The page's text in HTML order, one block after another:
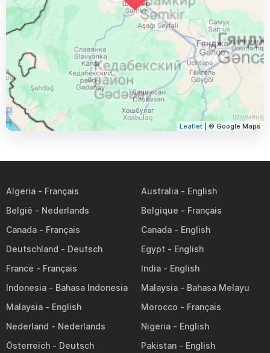
Leaflet | © Google Maps
Algeria
Australia
België
Belgique
Canada
Canada
Deutschland
Egypt
France
India
Indonesia
Malaysia
Malaysia
Morocco
Nederland
Nigeria
Österreich
Pakistan